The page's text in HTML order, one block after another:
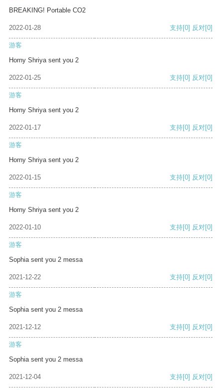
BREAKING! Portable CO2
2022-01-28 支持[0] 反对[0]
游客
Horny Shriya sent you 2
2022-01-25 支持[0] 反对[0]
游客
Horny Shriya sent you 2
2022-01-17 支持[0] 反对[0]
游客
Horny Shriya sent you 2
2022-01-15 支持[0] 反对[0]
游客
Horny Shriya sent you 2
2022-01-10 支持[0] 反对[0]
游客
Sophia sent you 2 messa
2021-12-22 支持[0] 反对[0]
游客
Sophia sent you 2 messa
2021-12-12 支持[0] 反对[0]
游客
Sophia sent you 2 messa
2021-12-04 支持[0] 反对[0]